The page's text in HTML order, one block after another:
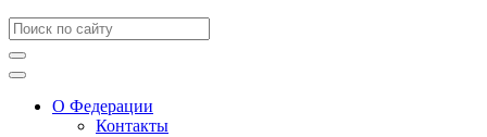
О Федерации
Контакты